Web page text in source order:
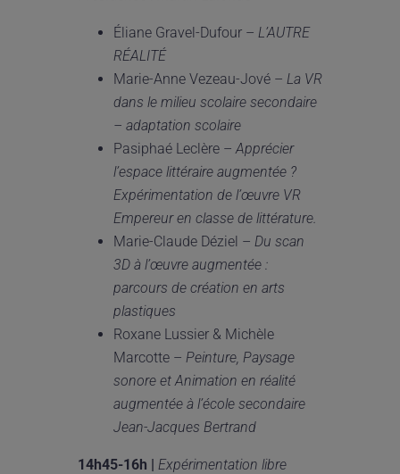
Éliane Gravel-Dufour – L’AUTRE
RÉALITÉ
Marie-Anne Vezeau-Jové – La VR
dans le milieu scolaire secondaire
– adaptation scolaire
Pasiphaé Leclère –Apprécier
l’espace littéraire augmentée ?
Expérimentation de l’œuvre VR
Empereur en classe de littérature.
Marie-Claude Déziel – Du scan
3D àl’œuvre augmentée :
parcours de création en arts
plastiques
Roxane Lussier & Michèle
Marcotte – Peinture, Paysage
sonore et Animation en réalité
augmentée àl’école secondaire
Jean-Jacques Bertrand
14h45-16h | Expérimentation libre